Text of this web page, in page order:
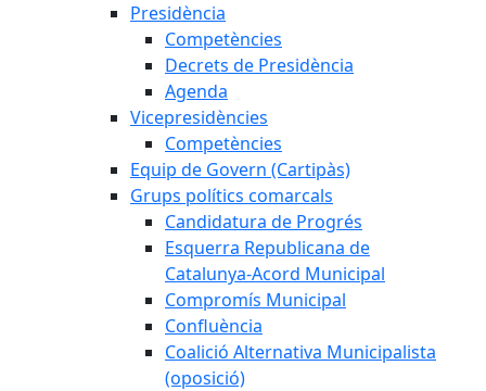
Presidència
Competències
Decrets de Presidència
Agenda
Vicepresidències
Competències
Equip de Govern (Cartipàs)
Grups polítics comarcals
Candidatura de Progrés
Esquerra Republicana de
Catalunya-Acord Municipal
Compromís Municipal
Confluència
Coalició Alternativa Municipalista
(oposició)